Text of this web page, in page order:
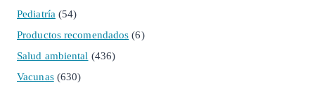
Pediatría(54)
Productos recomendados (6)
Salud ambiental (436)
Vacunas(630)